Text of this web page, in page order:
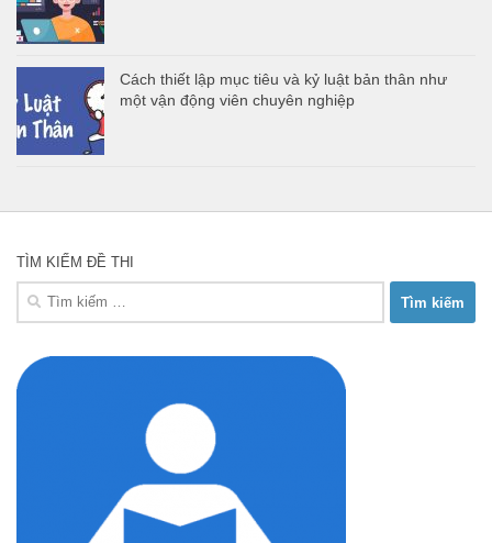
Cách thiết lập mục tiêu và kỷ luật bản thân như
một vận động viên chuyên nghiệp
TÌM KIẾM ĐỀ THI
Tìm
kiếm